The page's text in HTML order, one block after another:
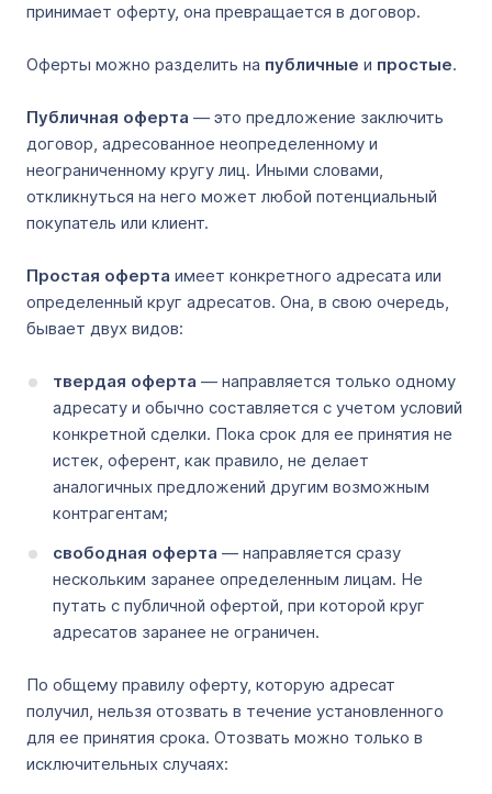
принимает оферту, она превращается в договор.
Оферты можно разделить на публичные и простые.
Публичная оферта — это предложение заключить
договор, адресованное неопределенному и
неограниченному кругу лиц. Иными словами,
откликнуться на него может любой потенциальный
покупатель или клиент.
Простая оферта имеет конкретного адресата или
определенный круг адресатов. Она, в свою очередь,
бывает двух видов:
твердая оферта — направляется только одному
адресату и обычно составляется с учетом условий
конкретной сделки. Пока срок для ее принятия не
истек, оферент, как правило, не делает
аналогичных предложений другим возможным
контрагентам;
свободная оферта — направляется сразу
нескольким заранее определенным лицам. Не
путать с публичной офертой, при которой круг
адресатов заранее не ограничен.
По общему правилу оферту, которую адресат
получил, нельзя отозвать в течение установленного
для ее принятия срока. Отозвать можно только в
исключительных случаях: